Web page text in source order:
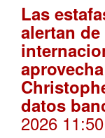
Las
alertan de
datos
2026 11:50